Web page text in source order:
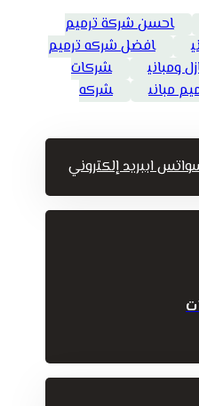
احسن شركة ترميم
افضل شركه ترميم
ومباني
شركات
مبانى
شركه
واتس اببريد إلكتروني